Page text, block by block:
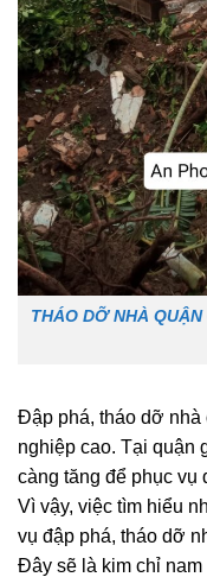
THÁO DỠ NHÀ
Đập phá, tháo dỡ nhà
nghiệp cao. Tại quận
càng tăng để phục vụ
Vì vậy, việc tìm hiểu
vụ đập phá, tháo dỡ
Đây sẽ là kim chỉ